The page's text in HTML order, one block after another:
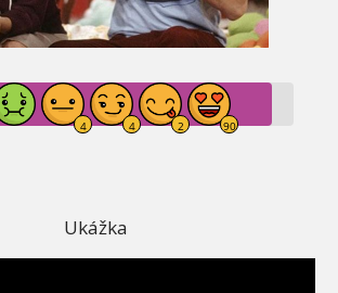
Ukážka